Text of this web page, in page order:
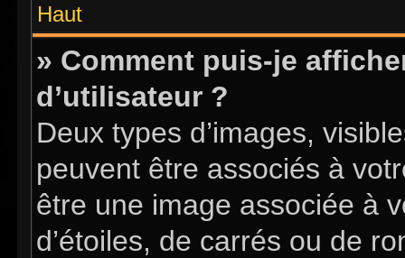
Haut
» Comment puis-je
d’utilisateur ?
Deux types d’images,
peuvent être associés à
être une image associée à
d’étoiles, de carrés ou de